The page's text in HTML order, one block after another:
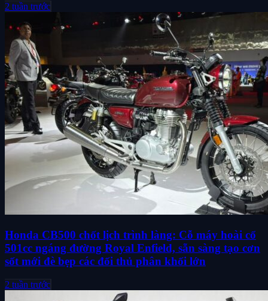
2 tuần trước
Honda CB500 chốt lịch trình làng: Cỗ máy hoài cổ
501cc ngáng đường Royal Enfield, sẵn sàng tạo cơn
sốt mới đè bẹp các đối thủ phân khối lớn
2 tuần trước